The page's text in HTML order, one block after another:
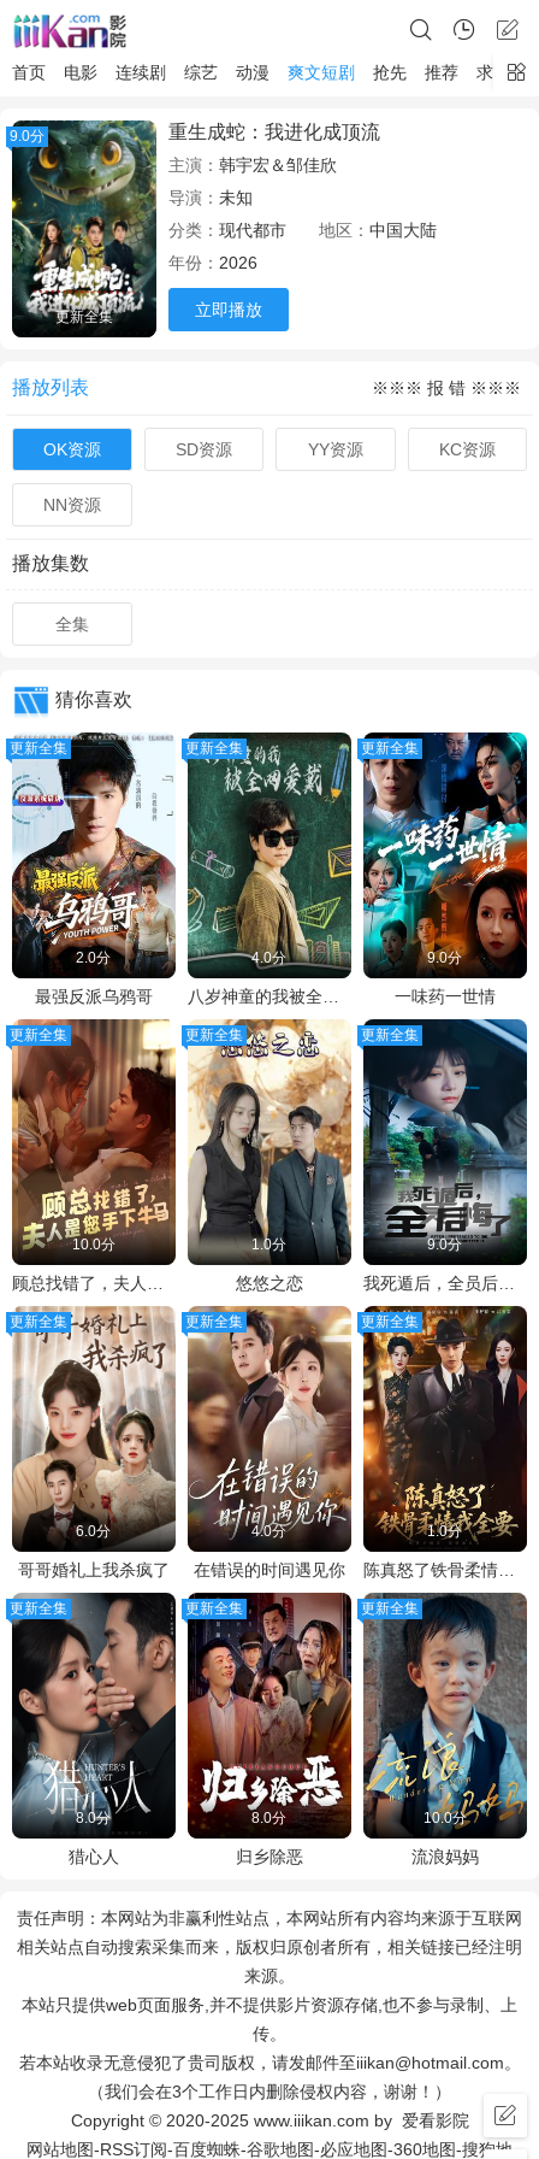
首页 电影 连续剧 综艺 动漫 爽文短剧 抢先 推荐 求片
9.0分
更新全集
重生成蛇：我进化成顶流
主演： 韩宇宏＆邹佳欣
导演： 未知
分类： 现代都市 地区： 中国大陆
年份： 2026
立即播放
播放列表 ※※※ 报 错 ※※※
OK资源 SD资源 YY资源 KC资源
NN资源
播放集数
全集
猜你喜欢
更新全集
2.0分
最强反派乌鸦哥
更新全集
4.0分
八岁神童的我被全网爱戴
更新全集
9.0分
一味药一世情
更新全集
10.0分
更新全集
1.0分
悠悠之恋
更新全集
9.0分
我死遁后，全员后悔了
更新全集
6.0分
哥哥婚礼上我杀疯了
更新全集
4.0分
在错误的时间遇见你
更新全集
1.0分
陈真怒了铁骨柔情我全要
更新全集
8.0分
猎心人
更新全集
8.0分
归乡除恶
更新全集
10.0分
流浪妈妈
责任声明：本网站为非赢利性站点，本网站所有内容均来源于互联网
相关站点自动搜索采集而来，版权归原创者所有，相关链接已经注明
来源。
本站只提供web页面服务,并不提供影片资源存储,也不参与录制、上
传。
若本站收录无意侵犯了贵司版权，请发邮件至iiikan@hotmail.com。
（我们会在3个工作日内删除侵权内容，谢谢！）
Copyright © 2020-2025 www.iiikan.com by 爱看影院
网站地图-RSS订阅-百度蜘蛛-谷歌地图-必应地图-360地图-搜狗地